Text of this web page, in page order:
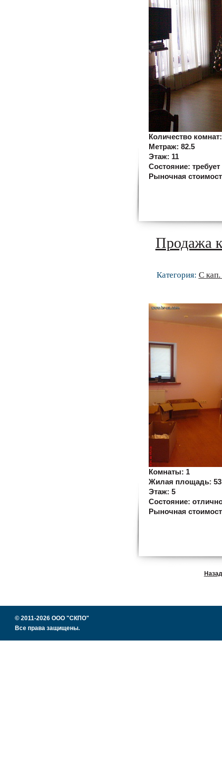
Количество
Метраж: 82.5
Этаж: 11
Состояние:
Рыночная
Продажа
Категория: С
Комнаты: 1
Жилая площадь:
Этаж: 5
Состояние:
Рыночная
Назад
© 2011-2026 ООО "СКПО"
Все права защищены.